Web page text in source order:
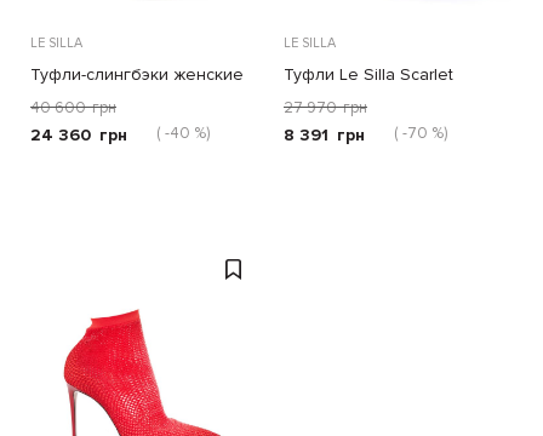
LE SILLA
Туфли-слингбэки женские
Scarlet
40 600 грн
24 360 грн ( -40 %)
LE SILLA
Туфли Le Silla Scarlet
пудровые
27 970 грн
8 391 грн ( -70 %)